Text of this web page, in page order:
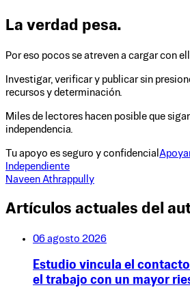
La verdad pesa.
Por eso pocos se atreven a cargar con
Investigar, verificar y publicar sin
recursos y determinación.
Miles de lectores hacen posible que
independencia.
Tu apoyo es seguro y confidencial
Independiente
Naveen Athrappully
Artículos actuales del
06 agosto 2026
Estudio vincula el
el trabajo con un mayor